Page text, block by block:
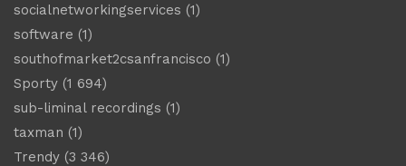
socialnetworkingservices (1)
software (1)
southofmarket2csanfrancisco (1)
Sporty (1 694)
sub-liminal recordings (1)
taxman (1)
Trendy (3 346)